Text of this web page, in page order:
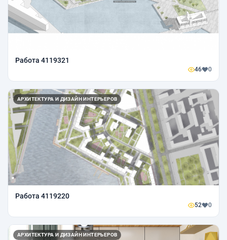
Работа 4119321
46 0
АРХИТЕКТУРА И ДИЗАЙН ИНТЕРЬЕРОВ
Работа 4119220
52 0
АРХИТЕКТУРА И ДИЗАЙН ИНТЕРЬЕРОВ